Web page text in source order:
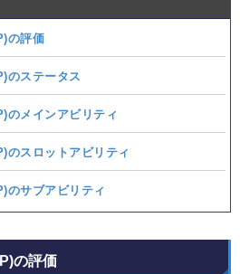
の評価
のステータス
メインアビリティ
スロットアビリティ
サブアビリティ
の評価